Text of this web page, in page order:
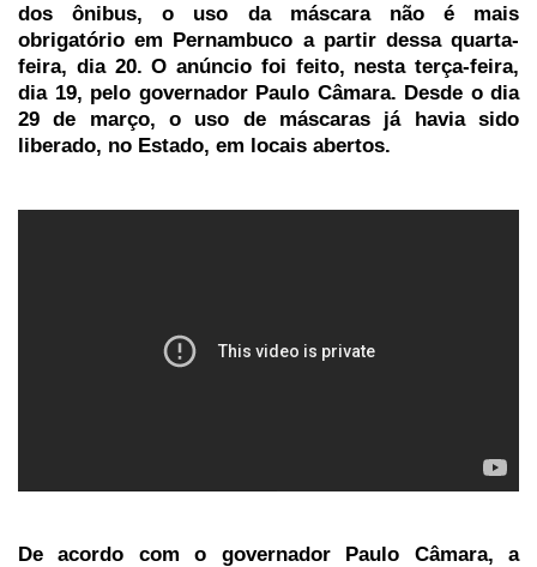
dos ônibus, o uso da máscara não é mais
obrigatório em Pernambuco a partir dessa quarta-
feira, dia 20. O anúncio foi feito, nesta terça-feira,
dia 19, pelo governador Paulo Câmara. Desde o dia
29 de março, o uso de máscaras já havia sido
liberado, no Estado, em locais abertos.
De acordo com o governador Paulo Câmara, a